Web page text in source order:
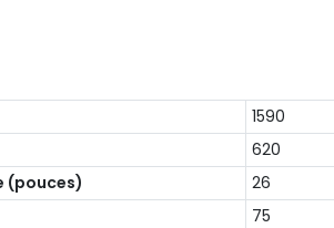
1590
620
(pouces)
26
75